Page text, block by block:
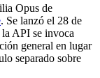
Opus de
. Se lanzó el 28 de
API se invoca
general en lugar
separado sobre